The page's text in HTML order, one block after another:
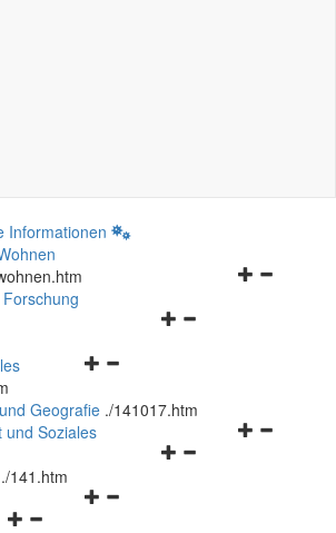
Informationen
Navigationsmenü
Navigationsmenü
und
schließen
Geografie ./141017.htm
Navigationsmenü
und Soziales
Navigationsmenü
./141.htm
Navigationsmenü